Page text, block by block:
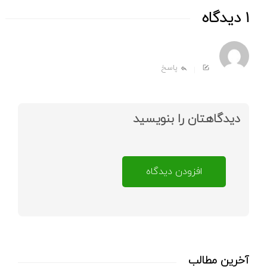
آخرین مطالب
1 دیدگاه
پاسخ
دیدگاهتان را بنویسید
افزودن دیدگاه